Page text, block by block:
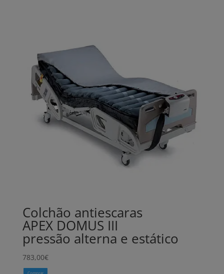
Colchão antiescaras
APEX DOMUS III
pressão alterna e estático
783,00€
Comprar